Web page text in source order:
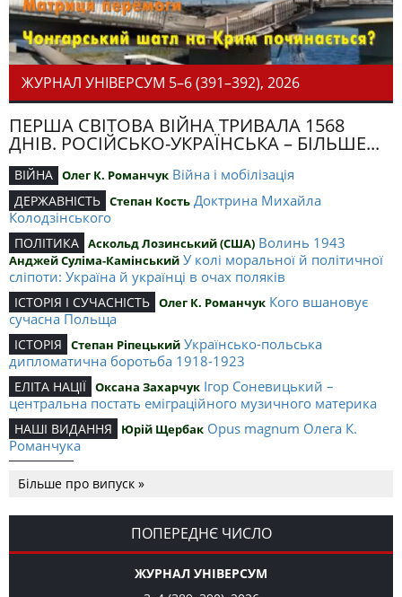
ЖУРНАЛ УНІВЕРСУМ 5–6 (391–392), 2026
ПЕРША СВІТОВА ВІЙНА ТРИВАЛА 1568
ДНІВ. РОСІЙСЬКО-УКРАЇНСЬКА – БІЛЬШЕ...
ВІЙНА Олег К. Романчук Війна і мобілізація
ДЕРЖАВНІСТЬ Степан Кость Доктрина Михайла
Колодзінського
ПОЛІТИКА Аскольд Лозинський (США) Волинь 1943
Анджей Суліма-Камінський У колі моральної й політичної
сліпоти: Україна й українці в очах поляків
ІСТОРІЯ І СУЧАСНІСТЬ Олег К. Романчук Кого вшановує
сучасна Польща
ІСТОРІЯ Степан Ріпецький Українсько-польська
дипломатична боротьба 1918-1923
ЕЛІТА НАЦІЇ Оксана Захарчук Ігор Соневицький –
центральна постать еміграційного музичного материка
НАШІ ВИДАННЯ Юрій Щербак Opus magnum Олега К.
Романчука
Романчука
СЛОВО РЕДАКЦІЙНЕ Олег К. Романчук Журавель і синиця
як уособлення української політстратегії й тактики
Більше про випуск »
ПОПЕРЕДНЄ ЧИСЛО
ЖУРНАЛ УНІВЕРСУМ